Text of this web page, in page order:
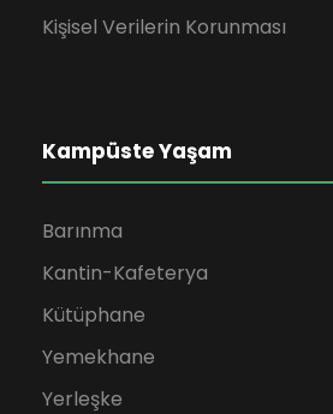
Kişisel Verilerin Korunması
Kampüste Yaşam
Barınma
Kantin-Kafeterya
Kütüphane
Yemekhane
Yerleşke